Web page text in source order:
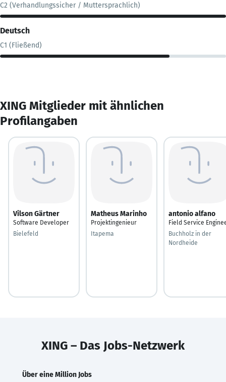
C2 (Verhandlungssicher / Muttersprachlich)
Deutsch
C1 (Fließend)
XING Mitglieder mit ähnlichen
Profilangaben
Vilson Gärtner
Software Developer
Bielefeld
Matheus Marinho
Projektingenieur
Itapema
antonio alfano
Field Service
Buchholz in der
Nordheide
XING – Das Jobs-Netzwerk
Über eine Million Jobs